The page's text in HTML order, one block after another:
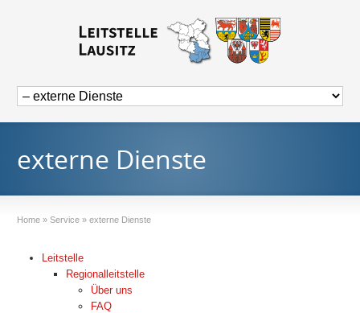
externe Dienste
Home » Service » externe Dienste
Leitstelle
Regionalleitstelle
Über uns
FAQ